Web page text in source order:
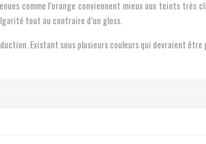
comme l’orange conviennent mieux aux teints
tout au contraire d’un gloss.
Existant sous plusieurs couleurs qui devraient